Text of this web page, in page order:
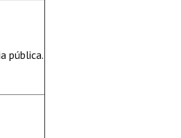
pública.